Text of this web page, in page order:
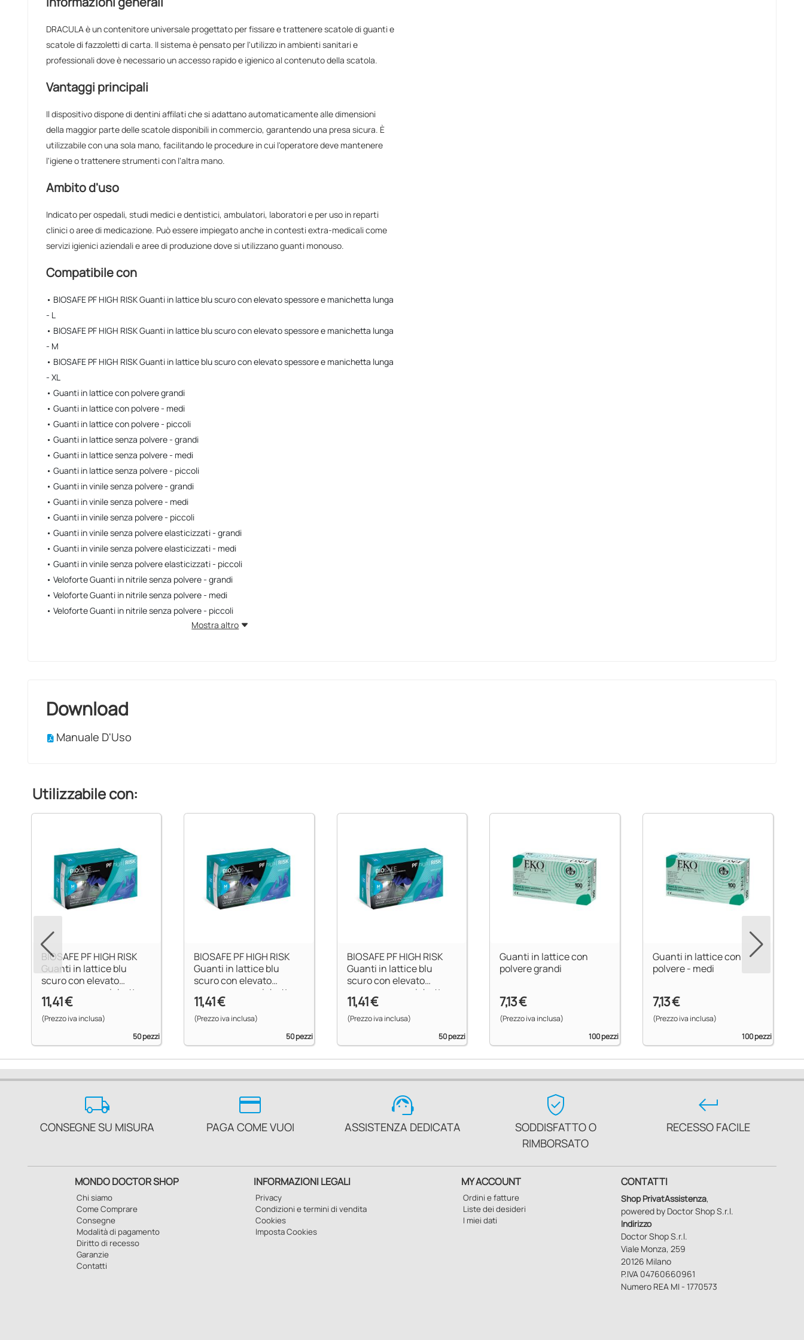
DRACULA è un contenitore universale progettato per fissare e trattenere scatole di guanti e
scatole di fazzoletti di carta. Il sistema è pensato per l'utilizzo in ambienti sanitari e
professionali dove è necessario un accesso rapido e igienico al contenuto della scatola.
Vantaggi principali
Il dispositivo dispone di dentini affilati che si adattano automaticamente alle dimensioni
della maggior parte delle scatole disponibili in commercio, garantendo una presa sicura. È
utilizzabile con una sola mano, facilitando le procedure in cui l'operatore deve mantenere
l'igiene o trattenere strumenti con l'altra mano.
Ambito d'uso
Indicato per ospedali, studi medici e dentistici, ambulatori, laboratori e per uso in reparti
clinici o aree di medicazione. Può essere impiegato anche in contesti extra-medicali come
servizi igienici aziendali e aree di produzione dove si utilizzano guanti monouso.
Compatibile con
• BIOSAFE PF HIGH RISK Guanti in lattice blu scuro con elevato spessore e manichetta lunga
- L
• BIOSAFE PF HIGH RISK Guanti in lattice blu scuro con elevato spessore e manichetta lunga
- M
• BIOSAFE PF HIGH RISK Guanti in lattice blu scuro con elevato spessore e manichetta lunga
- XL
• Guanti in lattice con polvere grandi
• Guanti in lattice con polvere - medi
• Guanti in lattice con polvere - piccoli
• Guanti in lattice senza polvere - grandi
• Guanti in lattice senza polvere - medi
• Guanti in lattice senza polvere - piccoli
• Guanti in vinile senza polvere - grandi
• Guanti in vinile senza polvere - medi
• Guanti in vinile senza polvere - piccoli
• Guanti in vinile senza polvere elasticizzati - grandi
• Guanti in vinile senza polvere elasticizzati - medi
• Guanti in vinile senza polvere elasticizzati - piccoli
• Veloforte Guanti in nitrile senza polvere - grandi
• Veloforte Guanti in nitrile senza polvere - medi
• Veloforte Guanti in nitrile senza polvere - piccoli
Mostra altro
Download
Manuale D'Uso
Utilizzabile con:
BIOSAFE PF HIGH RISK
Guanti in lattice blu
scuro con elevato
spessore e manichetta
lunga - L
11,41 €
(Prezzo iva inclusa)
50 pezzi
BIOSAFE PF HIGH RISK
Guanti in lattice blu
scuro con elevato
spessore e manichetta
lunga - M
11,41 €
(Prezzo iva inclusa)
50 pezzi
BIOSAFE PF HIGH RISK
Guanti in lattice blu
scuro con elevato
spessore e manichetta
lunga - XL
11,41 €
(Prezzo iva inclusa)
50 pezzi
Guanti in lattice con
polvere grandi
7,13 €
(Prezzo iva inclusa)
100 pezzi
Guanti in lattice con
polvere - medi
7,13 €
(Prezzo iva inclusa)
100 pezzi
local_shipping
CONSEGNE SU MISURA
credit_card
PAGA COME VUOI
support_agent
ASSISTENZA DEDICATA
verified_user
SODDISFATTO O
RIMBORSATO
keyboard_return
RECESSO FACILE
MONDO DOCTOR SHOP
Chi siamo
Come Comprare
Consegne
Modalità di pagamento
Diritto di recesso
Garanzie
Contatti
INFORMAZIONI LEGALI
Privacy
Condizioni e termini di vendita
Cookies
Imposta Cookies
MY ACCOUNT
Ordini e fatture
Liste dei desideri
I miei dati
CONTATTI
Shop PrivatAssistenza,
powered by Doctor Shop S.r.l.
Indirizzo
Doctor Shop S.r.l.
Viale Monza, 259
20126 Milano
P.IVA 04760660961
Numero REA MI - 1770573